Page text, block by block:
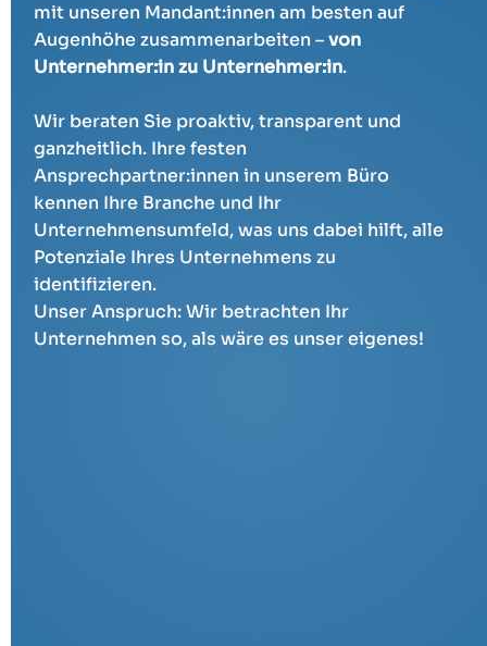
mit unseren Mandant:innen am besten auf
Augenhöhe zusammenarbeiten –von
Unternehmer:in zu Unternehmer:in.
Wir beraten Sie proaktiv, transparent und
ganzheitlich. Ihre festen
Ansprechpartner:innen in unserem Büro
kennen Ihre Branche und Ihr
Unternehmensumfeld, was uns dabei hilft, alle
Potenziale Ihres Unternehmens zu
identifizieren.
Unser Anspruch: Wir betrachten Ihr
Unternehmen so, als wäre es unser eigenes!